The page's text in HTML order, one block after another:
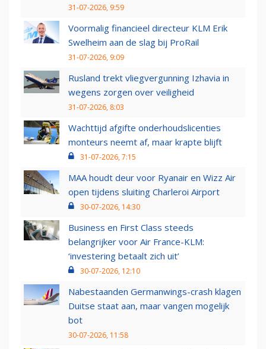
31-07-2026, 9:59
Voormalig financieel directeur KLM Erik
Swelheim aan de slag bij ProRail
31-07-2026, 9:09
Rusland trekt vliegvergunning Izhavia in
wegens zorgen over veiligheid
31-07-2026, 8:03
Wachttijd afgifte onderhoudslicenties
monteurs neemt af, maar krapte blijft
31-07-2026, 7:15
MAA houdt deur voor Ryanair en Wizz Air
open tijdens sluiting Charleroi Airport
30-07-2026, 14:30
Business en First Class steeds
belangrijker voor Air France-KLM:
‘investering betaalt zich uit’
30-07-2026, 12:10
Nabestaanden Germanwings-crash klagen
Duitse staat aan, maar vangen mogelijk
bot
30-07-2026, 11:58